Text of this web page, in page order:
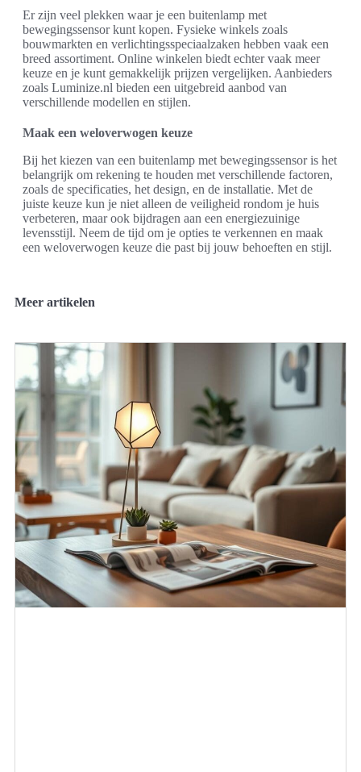
Er zijn veel plekken waar je een buitenlamp met
bewegingssensor kunt kopen. Fysieke winkels zoals
bouwmarkten en verlichtingsspeciaalzaken hebben vaak een
breed assortiment. Online winkelen biedt echter vaak meer
keuze en je kunt gemakkelijk prijzen vergelijken. Aanbieders
zoals Luminize.nl bieden een uitgebreid aanbod van
verschillende modellen en stijlen.
Maak een weloverwogen keuze
Bij het kiezen van een buitenlamp met bewegingssensor is het
belangrijk om rekening te houden met verschillende factoren,
zoals de specificaties, het design, en de installatie. Met de
juiste keuze kun je niet alleen de veiligheid rondom je huis
verbeteren, maar ook bijdragen aan een energiezuinige
levensstijl. Neem de tijd om je opties te verkennen en maak
een weloverwogen keuze die past bij jouw behoeften en stijl.
Meer artikelen